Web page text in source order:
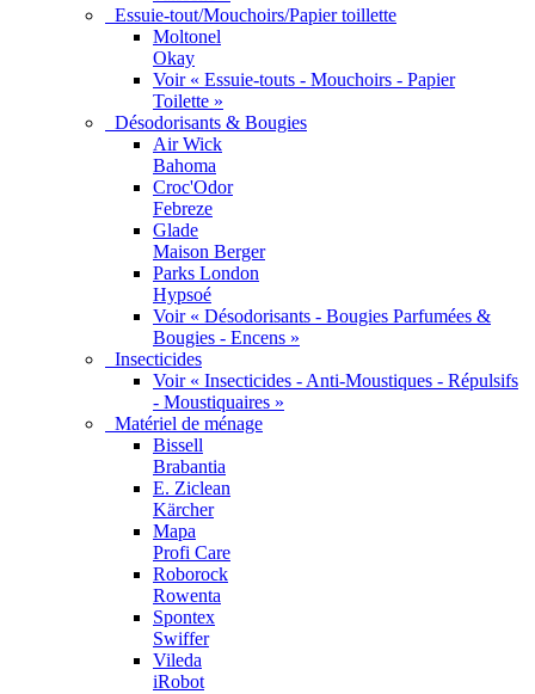
Essuie-tout/Mouchoirs/Papier toillette
Moltonel
Okay
Voir « Essuie-touts - Mouchoirs - Papier
Toilette »
Désodorisants & Bougies
Air Wick
Bahoma
Croc'Odor
Febreze
Glade
Maison Berger
Parks London
Hypsoé
Voir « Désodorisants - Bougies Parfumées &
Bougies - Encens »
Insecticides
Voir « Insecticides - Anti-Moustiques - Répulsifs
- Moustiquaires »
Matériel de ménage
Bissell
Brabantia
E. Ziclean
Kärcher
Mapa
Profi Care
Roborock
Rowenta
Spontex
Swiffer
Vileda
iRobot